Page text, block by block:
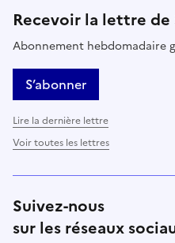
Recevoir la lettre
Abonnement hebdomadaire
S’abonner
Lire la dernière lettre
Voir toutes les lettres
Suivez-nous
sur les réseaux